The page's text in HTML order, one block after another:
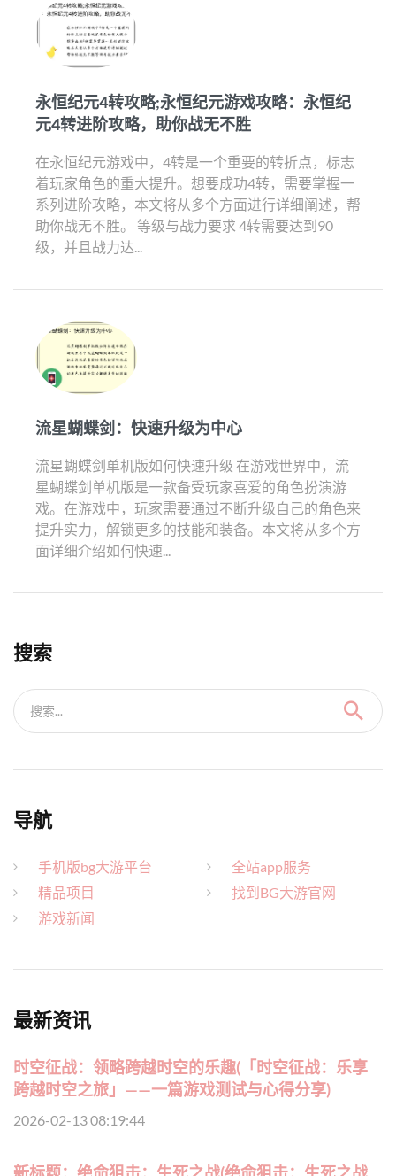
永恒纪元4转攻略;永恒纪元游戏攻略：永恒纪
元4转进阶攻略，助你战无不胜
在永恒纪元游戏中，4转是一个重要的转折点，标志
着玩家角色的重大提升。想要成功4转，需要掌握一
系列进阶攻略，本文将从多个方面进行详细阐述，帮
助你战无不胜。 等级与战力要求 4转需要达到90
级，并且战力达...
流星蝴蝶剑：快速升级为中心
流星蝴蝶剑单机版如何快速升级 在游戏世界中，流
星蝴蝶剑单机版是一款备受玩家喜爱的角色扮演游
戏。在游戏中，玩家需要通过不断升级自己的角色来
提升实力，解锁更多的技能和装备。本文将从多个方
面详细介绍如何快速...
搜索
搜索...
导航
手机版bg大游平台
精品项目
游戏新闻
全站app服务
找到BG大游官网
最新资讯
时空征战：领略跨越时空的乐趣(「时空征战：乐享
跨越时空之旅」——一篇游戏测试与心得分享)
2026-02-13 08:19:44
新标题：绝命狙击：生死之战(绝命狙击：生死之战